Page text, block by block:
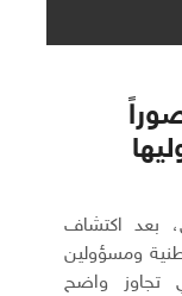
بعد اكتشاف
ومسؤولين
تجاوز واضح